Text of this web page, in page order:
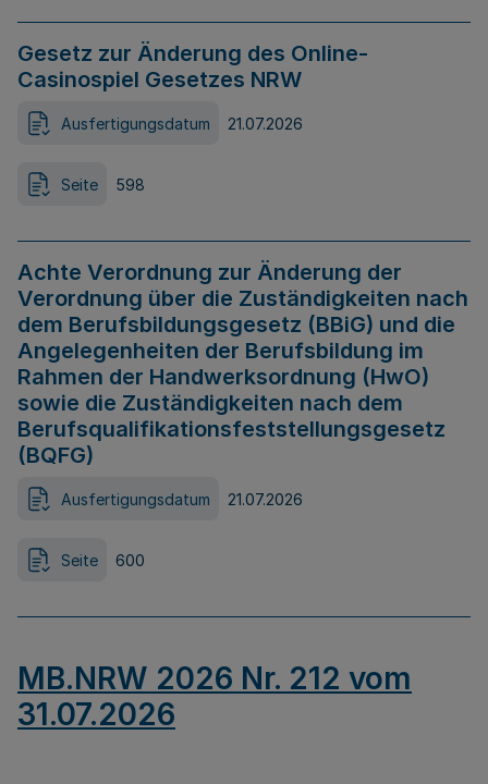
Gesetz zur Änderung des Online-
Casinospiel Gesetzes NRW
Ausfertigungsdatum 21.07.2026
Seite 598
Achte Verordnung zur Änderung der
Verordnung über die Zuständigkeiten nach
dem Berufsbildungsgesetz (BBiG) und die
Angelegenheiten der Berufsbildung im
Rahmen der Handwerksordnung (HwO)
sowie die Zuständigkeiten nach dem
Berufsqualifikationsfeststellungsgesetz
(BQFG)
Ausfertigungsdatum 21.07.2026
Seite 600
MB.NRW 2026 Nr. 212 vom
31.07.2026